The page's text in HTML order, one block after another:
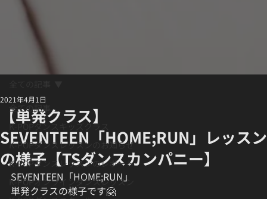
全ての記事
K-POPダンスキッズクラス
K-POPダンスレッスンのお知らせ
K-POPダンスレッスンのレポート
K-POPオンラインダンスレッスン
【単発クラス】
SEVENTEEN「HOME;RUN」レッスン
の様子【TSダンスカンパニー】
2021年4月1日
SEVENTEEN「HOME;RUN」﻿
単発クラス﻿の様子です🤗